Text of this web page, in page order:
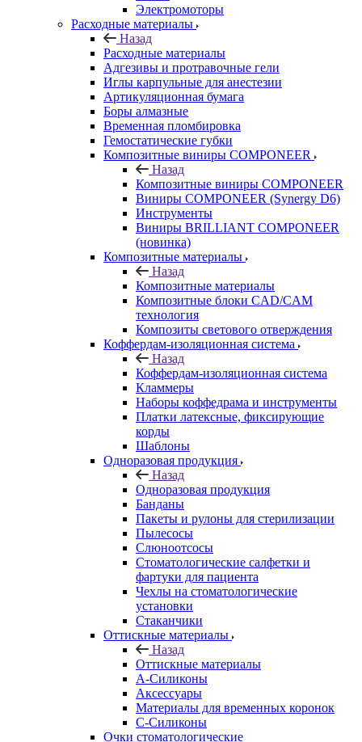
Электромоторы
Расходные материалы
Назад
Расходные материалы
Адгезивы и протравочные гели
Иглы карпульные для анестезии
Артикуляционная бумага
Боры алмазные
Временная пломбировка
Гемостатические губки
Композитные виниры COMPONEER
Назад
Композитные виниры COMPONEER
Виниры COMPONEER (Synergy D6)
Инструменты
Виниры BRILLIANT COMPONEER
(новинка)
Композитные материалы
Назад
Композитные материалы
Композитные блоки CAD/СAM
технология
Композиты светового отверждения
Коффердам-изоляционная система
Назад
Коффердам-изоляционная система
Кламмеры
Наборы коффедрама и инструменты
Платки латексные, фиксирующие
корды
Шаблоны
Одноразовая продукция
Назад
Одноразовая продукция
Банданы
Пакеты и рулоны для стерилизации
Пылесосы
Слюноотсосы
Стоматологические салфетки и
фартуки для пациента
Чехлы на стоматологические
установки
Стаканчики
Оттискные материалы
Назад
Оттискные материалы
А-Силиконы
Аксессуары
Материалы для временных коронок
С-Силиконы
Очки стоматологические